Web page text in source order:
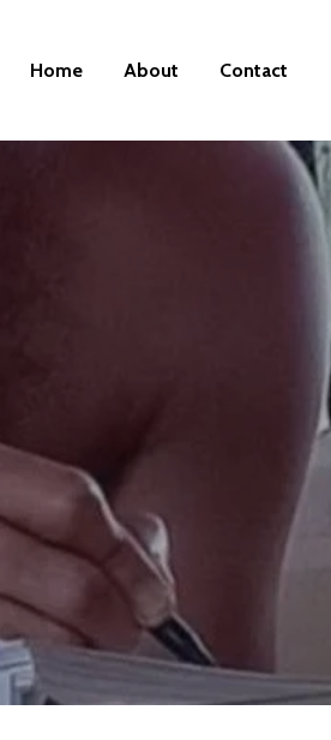
Home About Contact